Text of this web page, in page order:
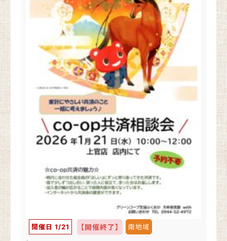
開催日 1/21 【開催終了】 南地域